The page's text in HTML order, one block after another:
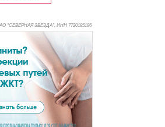
"СЕВЕРНАЯ ЗВЕЗДА", ИНН 7720185196